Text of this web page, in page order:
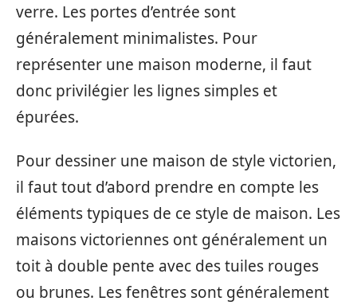
verre. Les portes d’entrée sont
généralement minimalistes. Pour
représenter une maison moderne, il faut
donc privilégier les lignes simples et
épurées.
Pour dessiner une maison de style victorien,
il faut tout d’abord prendre en compte les
éléments typiques de ce style de maison. Les
maisons victoriennes ont généralement un
toit à double pente avec des tuiles rouges
ou brunes. Les fenêtres sont généralement